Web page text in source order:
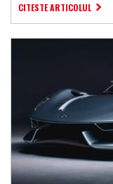
CITESTE ARTICOLUL